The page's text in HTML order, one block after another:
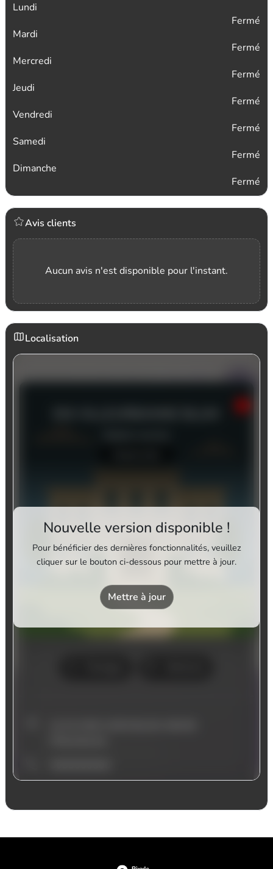
Lundi
Fermé
Mardi
Fermé
Mercredi
Fermé
Jeudi
Fermé
Vendredi
Fermé
Samedi
Fermé
Dimanche
Fermé
Avis clients
Aucun avis n'est disponible pour l'instant.
Localisation